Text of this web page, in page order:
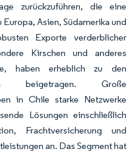
zurückzuführen, die eine
Asien, Südamerika und
Exporte verderblicher
Kirschen und anderes
haben erheblich zu den
beigetragen. Große
in Chile starke Netzwerke
Lösungen einschließlich
Frachtversicherung und
an. Das Segment hat